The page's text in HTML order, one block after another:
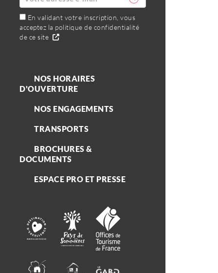
En validant votre inscription, vous
acceptez la politique de confidentialité
de ce site
NOS HORAIRES
D'OUVERTURE
NOS ENGAGEMENTS
TRANSPORTS
BROCHURES &
DOCUMENTS
ESPACE PRO ET PRESSE